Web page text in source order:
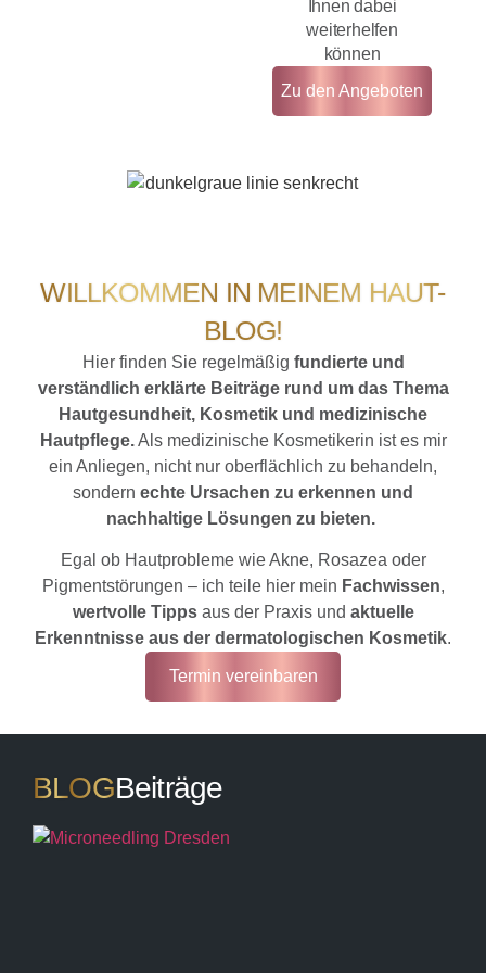
Ihnen dabei
weiterhelfen
können
Zu den Angeboten
WILLKOMMEN IN MEINEM HAUT-
BLOG!
Hier finden Sie regelmäßig fundierte und
verständlich erklärte Beiträge rund um das Thema
Hautgesundheit, Kosmetik und medizinische
Hautpflege.Als medizinische Kosmetikerin ist es mir
ein Anliegen, nicht nur oberflächlich zu behandeln,
sondern echte Ursachen zu erkennen und
nachhaltige Lösungen zu bieten.
Egal ob Hautprobleme wie Akne, Rosazea oder
Pigmentstörungen – ich teile hier mein Fachwissen,
wertvolle Tippsaus der Praxis und aktuelle
Erkenntnisse aus der dermatologischen Kosmetik.
Termin vereinbaren
BLOGBeiträge